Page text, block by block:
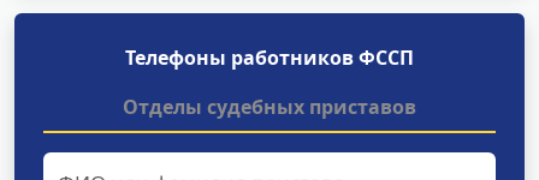
Телефоны работников ФССП
Отделы судебных приставов